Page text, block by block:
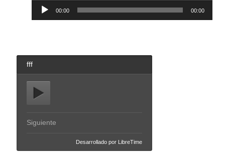
Reproductor
00:00 00:00